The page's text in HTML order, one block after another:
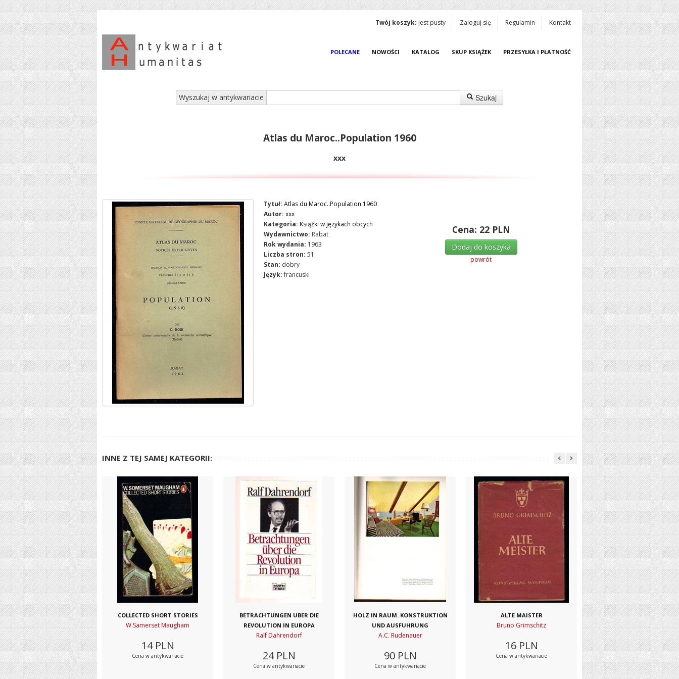
Twój koszyk: jest pusty Zaloguj się Regulamin Kontakt
POLECANE NOWOŚCI KATALOG SKUP KSIĄŻEK PRZESYŁKA I PŁATNOŚĆ
Wyszukaj w antykwariacie Szukaj
Atlas du Maroc..Population 1960
xxx
Tytuł: Atlas du Maroc..Population 1960
Autor: xxx
Kategoria: Książki w językach obcych
Wydawnictwo: Rabat
Rok wydania: 1963
Liczba stron: 51
Stan: dobry
Język: francuski
Cena: 22 PLN
Dodaj do koszyka
powrót
INNE Z TEJ SAMEJ KATEGORII:
COLLECTED SHORT STORIES
W.Samerset Maugham
14 PLN
Cena w antykwariacie
BETRACHTUNGEN UBER DIE
REVOLUTION IN EUROPA
Ralf Dahrendorf
24 PLN
Cena w antykwariacie
HOLZ IN RAUM. KONSTRUKTION
UND AUSFUHRUNG
A.C. Rudenauer
90 PLN
Cena w antykwariacie
ALTE MAISTER
Bruno Grimschitz
16 PLN
Cena w antykwariacie